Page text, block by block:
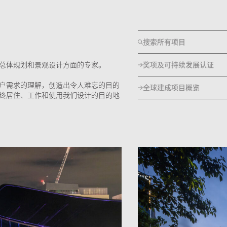
规划和景观设计方面的专家。
需求的理解，创造出令人难忘的目的
居住、工作和使用我们设计的目的地
搜索所有项目
奖项及可持续发展认证
全球建成项目概览